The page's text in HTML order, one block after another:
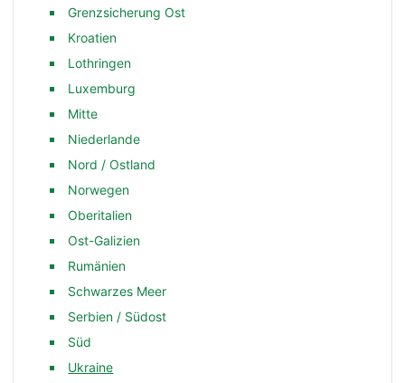
Grenzsicherung Ost
Kroatien
Lothringen
Luxemburg
Mitte
Niederlande
Nord / Ostland
Norwegen
Oberitalien
Ost-Galizien
Rumänien
Schwarzes Meer
Serbien / Südost
Süd
Ukraine